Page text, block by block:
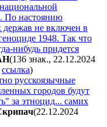
По настоянию
держав не включен в
1948. Так что
нибудь придется
(136 знак., 22.12.2024
ссылка)
русскоязычные
городов будут
за этноцид... самих
(22.12.2024